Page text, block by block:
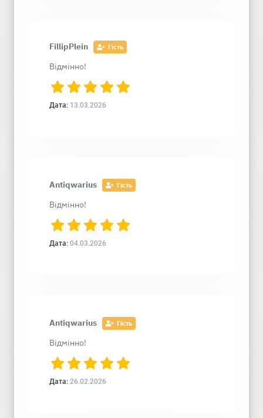
FillipPlein Гість
Відмінно!
Дата: 13.03.2026
Antiqwarius Гість
Відмінно!
Дата: 04.03.2026
Antiqwarius Гість
Відмінно!
Дата: 26.02.2026